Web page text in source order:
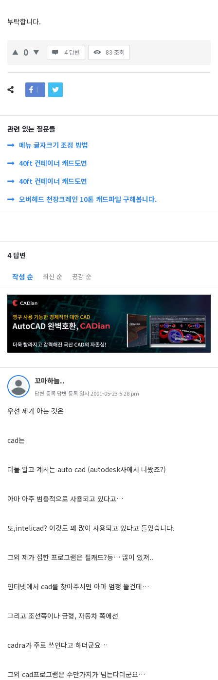
부탁합니다.
0 4 답변 83 조회
관련 있는 질문들
메뉴 글자크기 조정 방법
40ft 컨테이너 캐드도면
40ft 컨테이너 캐드도면
오버헤드 천장크레인 10톤 캐드파일 구해봅니다.
4 답변
작성 순 최신 순 공감 순
꼬마하늘..
답변 등록 답변 등록 일시 2001-05-23 5:28 pm
우선 제가 아는 것은
cad는
다들 알고 계시는 auto cad (autodesk사에서 나왔죠?)
아마 아주 범용적으로 사용되고 있다고…
또,intelicad? 이것도 꽤 많이 사용되고 있다고 들었습니다.
그외 제가 접한 프로그램은 필캐드?등… 많이 있져..
인터넷에서 cad를 찾아주시면 아마 엄청 뜰건데…
그리고 조선쪽이나 금형, 자동차 쪽에선
cadra가 주로 쓰인다고 하더군요…
그외 cad프로그램은 수만가지가 넘는다더군요…